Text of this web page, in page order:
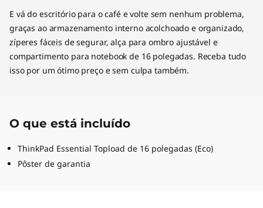
E vá do escritório para o café e volte sem nenhum problema,
graças ao armazenamento interno acolchoado e organizado,
zíperes fáceis de segurar, alça para ombro ajustável e
compartimento para notebook de 16 polegadas. Receba tudo
isso por um ótimo preço e sem culpa também.
O que está incluído
ThinkPad Essential Topload de 16 polegadas (Eco)
Pôster de garantia